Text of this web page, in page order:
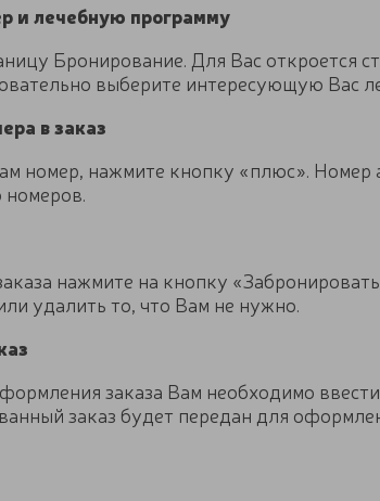
и лечебную программу
Бронирование. Для Вас откроется
выберите интересующую Вас
в заказ
номер, нажмите кнопку «плюс». Номер
номеров.
нажмите на кнопку
удалить то, что Вам не нужно.
заказа Вам необходимо
заказ будет передан для